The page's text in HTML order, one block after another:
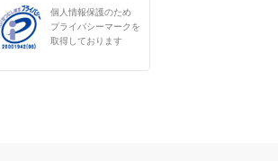
個人情報保護のため
プライバシーマークを
取得しております